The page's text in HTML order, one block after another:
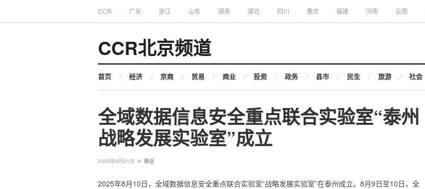
CCR 广东 浙江 山东 湖南 湖北 四川 重庆 福建 河南 云南
CCR北京频道
首页 经济 京商 贸易 商业 投资 政务 县市 民生 旅游 社会
全域数据信息安全重点联合实验室“泰州
战略发展实验室”成立
2025年8月21日 in 商业
2025年8月10日，全域数据信息安全重点联合实验室“战略发展实验室”在泰州成立。8月9日至10日，全